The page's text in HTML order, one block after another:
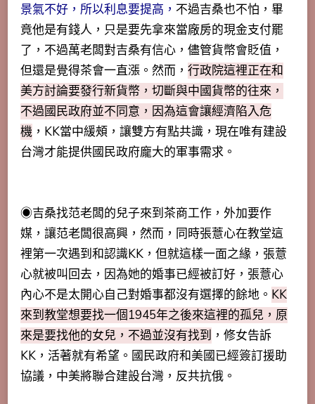
景氣不好，所以利息要提高， 不過吉桑也不怕，畢
竟他是有錢人，只是要先拿來當廠房的現金支付罷
了，不過萬老闆對吉桑有信心，儘管貨幣會貶值，
但還是覺得茶會一直漲。然而， 行政院這裡正在和
美方討論要發行新貨幣，切斷與中國貨幣的往來，
不過國民政府並不同意，因為這會讓經濟陷入危
機 ，KK當中緩頰，讓雙方有點共識，現在唯有建設
台灣才能提供國民政府龐大的軍事需求。
◉吉桑找范老闆的兒子來到茶商工作，外加要作
媒，讓范老闆很高興，然而，同時張薏心在教堂這
裡第一次遇到和認識KK，但就這樣一面之緣，張薏
心就被叫回去，因為她的婚事已經被訂好，張薏心
內心不是太開心自己對婚事都沒有選擇的餘地。 KK
來到教堂想要找一個1945年之後來這裡的孤兒，原
來是要找他的女兒，不過並沒有找到 ，修女告訴
KK，活著就有希望。國民政府和美國已經簽訂援助
協議，中美將聯合建設台灣，反共抗俄。